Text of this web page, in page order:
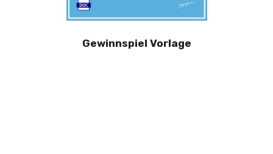
Gewinnspiel Vorlage